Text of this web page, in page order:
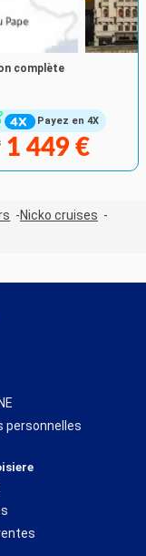
Payez en 4X
complète
1 449 €
Nicko cruises
personnelles